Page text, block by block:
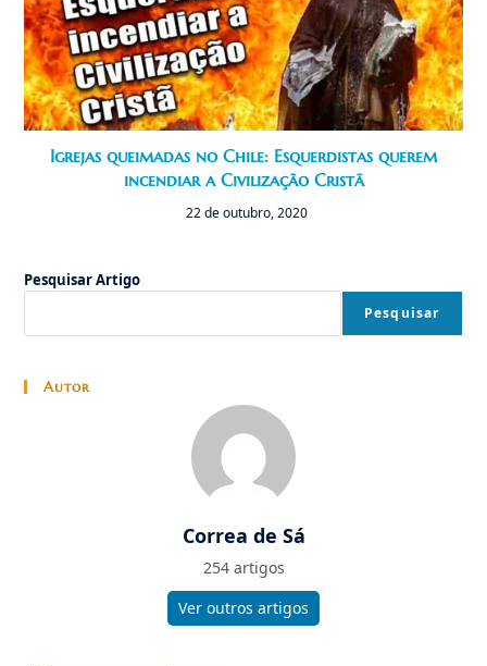
Igrejas queimadas no Chile: Esquerdistas querem
incendiar a Civilização Cristã
22 de outubro, 2020
Pesquisar Artigo
Pesquisar
Autor
Correa de Sá
254 artigos
Ver outros artigos